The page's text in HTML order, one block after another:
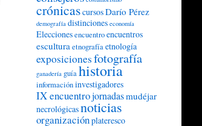
crónicascursosDarío Pérez
demografía distinciones economía
Eleccionesencuentroencuentros
escultura etnografíaetnología
exposicionesfotografía
ganadería guíahistoria
informacióninvestigadores
IX encuentrojornadasmudéjar
necrológicasnoticias
organizaciónplateresco